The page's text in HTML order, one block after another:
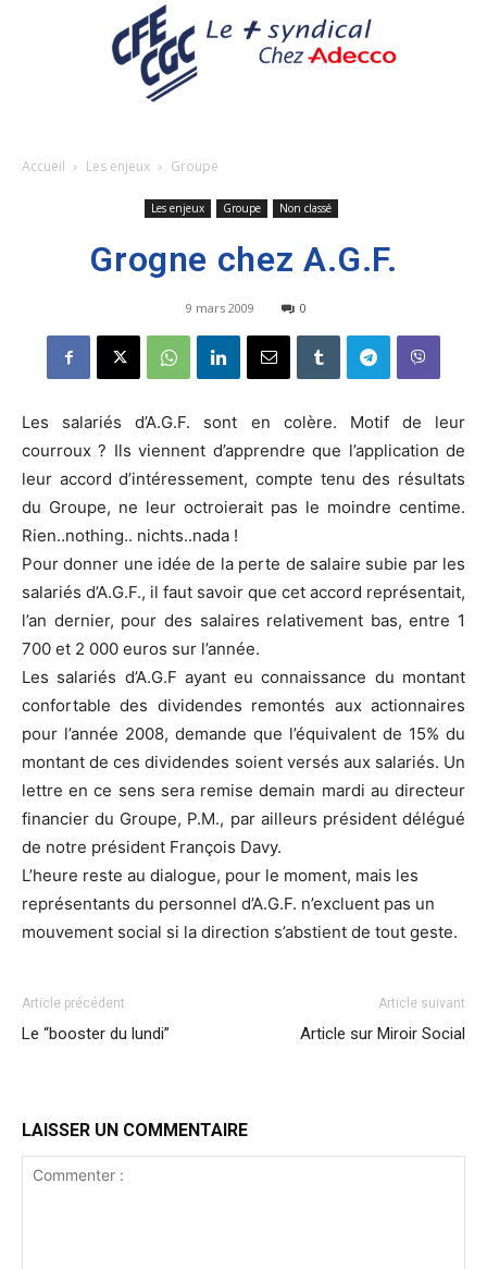
Accueil Les enjeux Groupe
Les enjeux Groupe Non classé
Grogne chez A.G.F.
9 mars 2009 0
Les salariés d’A.G.F. sont en colère. Motif de leur
courroux ? Ils viennent d’apprendre que l’application de
leur accord d’intéressement, compte tenu des résultats
du Groupe, ne leur octroierait pas le moindre centime.
Rien..nothing.. nichts..nada !
Pour donner une idée de la perte de salaire subie par les
salariés d’A.G.F., il faut savoir que cet accord représentait,
l’an dernier, pour des salaires relativement bas, entre 1
700 et 2 000 euros sur l’année.
Les salariés d’A.G.F ayant eu connaissance du montant
confortable des dividendes remontés aux actionnaires
pour l’année 2008, demande que l’équivalent de 15% du
montant de ces dividendes soient versés aux salariés. Un
lettre en ce sens sera remise demain mardi au directeur
financier du Groupe, P.M., par ailleurs président délégué
de notre président François Davy.
L’heure reste au dialogue, pour le moment, mais les
représentants du personnel d’A.G.F. n’excluent pas un
mouvement social si la direction s’abstient de tout geste.
Article précédent
Le “booster du lundi”
Article suivant
Article sur Miroir Social
LAISSER UN COMMENTAIRE